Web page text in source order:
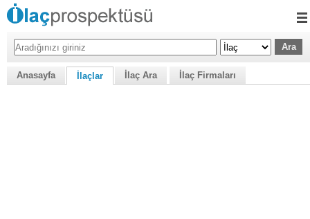
Anasayfa İlaçlar İlaç Ara İlaç Firmaları